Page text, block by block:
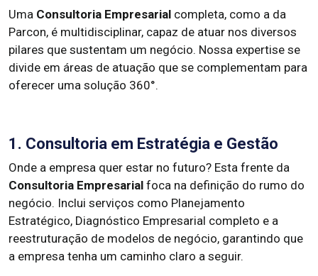
Uma Consultoria Empresarial completa, como a da
Parcon, é multidisciplinar, capaz de atuar nos diversos
pilares que sustentam um negócio. Nossa expertise se
divide em áreas de atuação que se complementam para
oferecer uma solução 360°.
1. Consultoria em Estratégia e Gestão
Onde a empresa quer estar no futuro? Esta frente da
Consultoria Empresarial foca na definição do rumo do
negócio. Inclui serviços como Planejamento
Estratégico, Diagnóstico Empresarial completo e a
reestruturação de modelos de negócio, garantindo que
a empresa tenha um caminho claro a seguir.